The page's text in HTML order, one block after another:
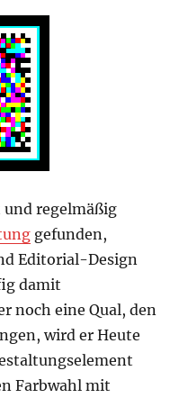
und regelmäßig
gefunden,
Editorial-Design
damit
noch eine Qual, den
wird er Heute
Farbwahl mit